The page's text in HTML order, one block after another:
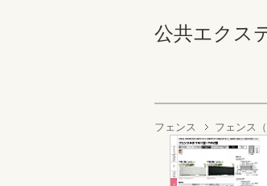
公共エクス
フェンス フェンス